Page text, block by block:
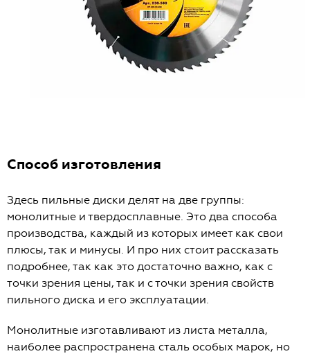
Способ изготовления
Здесь пильные диски делят на две группы:
монолитные и твердосплавные. Это два способа
производства, каждый из которых имеет как свои
плюсы, так и минусы. И про них стоит рассказать
подробнее, так как это достаточно важно, как с
точки зрения цены, так и с точки зрения свойств
пильного диска и его эксплуатации.
Монолитные изготавливают из листа металла,
наиболее распространена сталь особых марок, но